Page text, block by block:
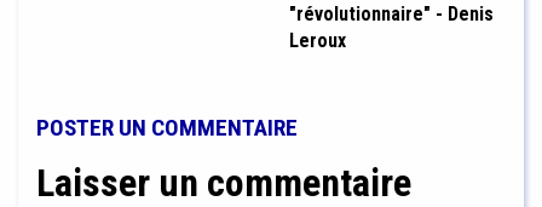
"révolutionnaire" - Denis
Leroux
POSTER UN COMMENTAIRE
Laisser un commentaire